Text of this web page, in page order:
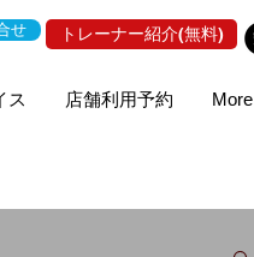
せ
ス 店舗利用予約 More
トレーナー紹介(無料)